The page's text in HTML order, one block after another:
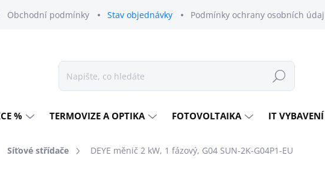
Obchodní podmínky Stav objednávky Podmínky ochrany osobních údajů
Hledat
% TERMOVIZE A OPTIKA FOTOVOLTAIKA IT VYBAVENÍ
Síťové střídače DEYE měnič 2 kW, 1 fázový, G04 SUN-2K-G04P1-EU